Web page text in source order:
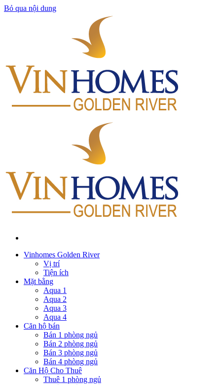
Bỏ qua nội dung
Vinhomes Golden River
Vị trí
Tiện ích
Mặt bằng
Aqua 1
Aqua 2
Aqua 3
Aqua 4
Căn hộ bán
Bán 1 phòng ngủ
Bán 2 phòng ngủ
Bán 3 phòng ngủ
Bán 4 phòng ngủ
Căn Hộ Cho Thuê
Thuê 1 phòng ngủ